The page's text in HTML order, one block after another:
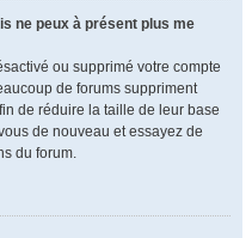
ne peux à présent plus me
ou supprimé votre compte
de forums suppriment
de réduire la taille de leur base
de nouveau et essayez de
du forum.